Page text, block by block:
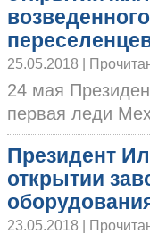
25.05.2018 |
24 мая
первая леди
Президент
открытии
23.05.2018 |